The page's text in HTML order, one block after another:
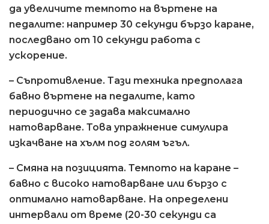
да увеличите темпото на въртене на
педалите: например 30 секунди бързо каране,
последвано от 10 секунди работа с
ускорение.
– Съпротивление. Тази техника предполага
бавно въртене на педалите, като
периодично се задава максимално
натоварване. Това упражнение симулира
изкачване на хълм под голям ъгъл.
– Смяна на позицията. Темпото на каране –
бавно с високо натоварване или бързо с
оптимално натоварване. На определени
интервали от време (20-30 секунди са